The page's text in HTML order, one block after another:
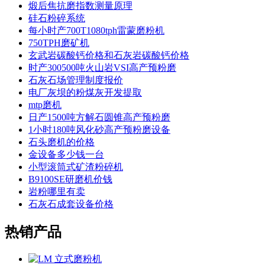
煅后焦抗磨指数测量原理
硅石粉碎系统
每小时产700T1080tph雷蒙磨粉机
750TPH磨矿机
玄武岩碳酸钙价格和石灰岩碳酸钙价格
时产300500吨火山岩VSI高产预粉磨
石灰石场管理制度报价
电厂灰坝的粉煤灰开发提取
mtp磨机
日产1500吨方解石圆锥高产预粉磨
1小时180吨风化砂高产预粉磨设备
石头磨机的价格
金设备多少钱一台
小型滚筒式矿渣粉碎机
B9100SE研磨机价钱
岩粉哪里有卖
石灰石成套设备价格
热销产品